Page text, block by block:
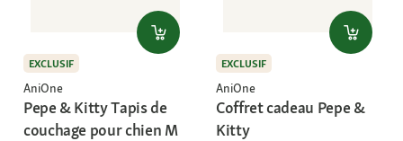
EXCLUSIF
AniOne
Pepe & Kitty Tapis de
couchage pour chien M
EXCLUSIF
AniOne
Coffret cadeau Pepe &
Kitty